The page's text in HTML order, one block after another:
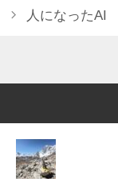
人になったAI